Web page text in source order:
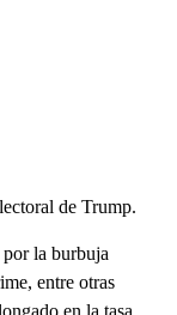
de Trump.
la burbuja
entre otras
en la tasa